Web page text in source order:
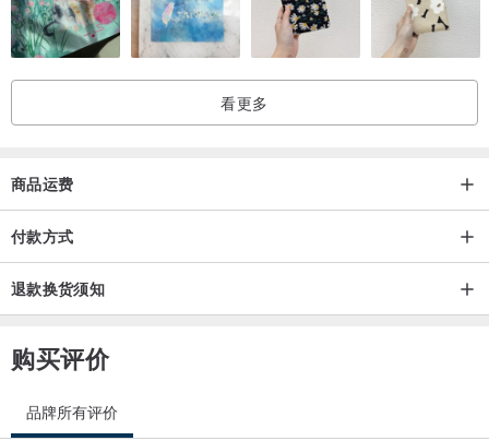
看更多
商品运费
付款方式
退款换货须知
购买评价
品牌所有评价